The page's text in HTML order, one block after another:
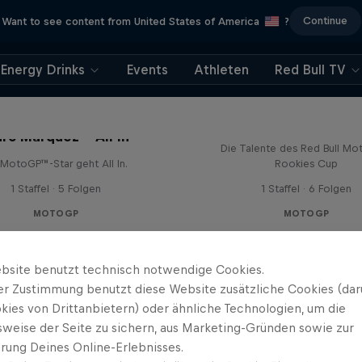
Want to see content from United States of America ? Continue
Energy Drinks Events Athleten Red Bull TV
Márquez – All In
MotoGP™-Star geht All In.
1 Staffel · 5 Folgen
MOTOGP
Die Talente des Red Bull
Rookies Cup
1 Staffel · 6 Folgen
MOTOGP
benutzt technisch notwendige Cookies.
Zustimmung benutzt diese Website zusätzliche Cookies
von Drittanbietern) oder ähnliche Technologien, um die
der Seite zu sichern, aus Marketing-Gründen sowie zur
Deines Online-Erlebnisses.